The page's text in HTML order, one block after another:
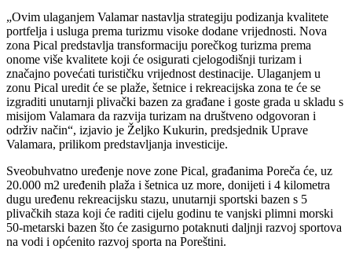
„Ovim ulaganjem Valamar nastavlja strategiju podizanja kvalitete
portfelja i usluga prema turizmu visoke dodane vrijednosti. Nova
zona Pical predstavlja transformaciju porečkog turizma prema
onome više kvalitete koji će osigurati cjelogodišnji turizam i
značajno povećati turističku vrijednost destinacije. Ulaganjem u
zonu Pical uredit će se plaže, šetnice i rekreacijska zona te će se
izgraditi unutarnji plivački bazen za građane i goste grada u skladu s
misijom Valamara da razvija turizam na društveno odgovoran i
održiv način“, izjavio je Željko Kukurin, predsjednik Uprave
Valamara, prilikom predstavljanja investicije.
Sveobuhvatno uređenje nove zone Pical, građanima Poreča će, uz
20.000 m2 uređenih plaža i šetnica uz more, donijeti i 4 kilometra
dugu uređenu rekreacijsku stazu, unutarnji sportski bazen s 5
plivačkih staza koji će raditi cijelu godinu te vanjski plimni morski
50-metarski bazen što će zasigurno potaknuti daljnji razvoj sportova
na vodi i općenito razvoj sporta na Poreštini.